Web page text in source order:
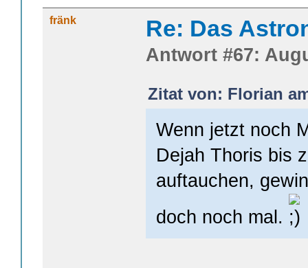
fränk Re: Das
Antwort #67:
Zitat von: Florian
Wenn jetzt noch
Dejah Thoris bis
auftauchen,
doch noch mal.